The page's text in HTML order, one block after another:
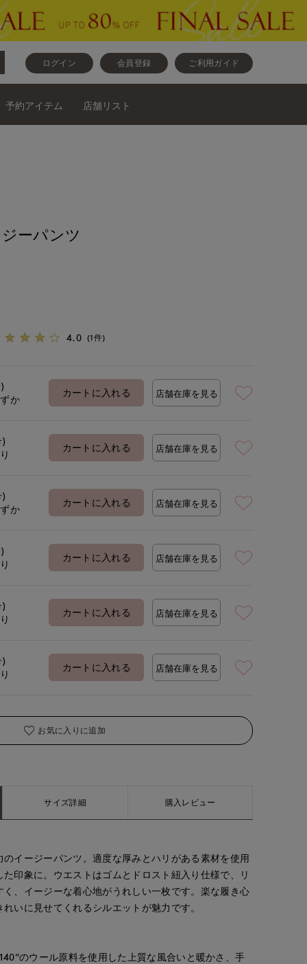
ログイン 会員登録 ご利用ガイド
予約アイテム 店舗リスト
用サイズ:09(M)
ーパンツ
4.0 (1件)
か
カートに入れる 店舗在庫を見る
カートに入れる 店舗在庫を見る
)
か
カートに入れる 店舗在庫を見る
カートに入れる 店舗在庫を見る
カートに入れる 店舗在庫を見る
)
カートに入れる 店舗在庫を見る
お気に入りに追加
サイズ詳細 購入レビュー
のイージーパンツ。適度な厚みとハリがある素材を使用
た印象に。ウエストはゴムとドロスト紐入り仕様で、リ
、イージーな着心地がうれしい一枚です。楽な履き心
いに見せてくれるシルエットが魅力です。
のウール原料を使用した上質な風合いと暖かさ、手